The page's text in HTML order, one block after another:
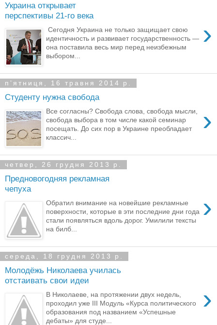
Украина открывает
перспективы 21-го века
›
Сегодня Украина не только защищает свою
идентичность и развивает государственность —
она ​​поставила весь мир перед неизбежным
выбором...
пʼятниця, 16 травня 2014 р.
Студенту нужна свобода
›
Все согласны? Свобода слова, свобода мысли,
свобода выбора в том числе какой семинар
посещать. До сих пор в Украине преобладает
классич...
четвер, 26 грудня 2013 р.
Предновогодняя рекламная
чепуха
›
Обратил внимание на новейшие рекламные
поверхности, которые в эти последние дни года
стали появляться вдоль дорог. Умилили тексты
на билб...
середа, 18 грудня 2013 р.
Молодёжь Николаева училась
отстаивать свои идеи
›
В Николаеве, на протяжении двух недель,
проходил уже III Модуль «Курса политического
образования под названием «Успешные
дебаты» для студе...